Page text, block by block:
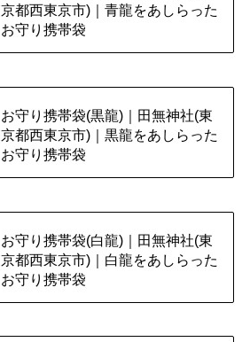
京都西東京市)｜青龍をあしらった
お守り携帯袋
お守り携帯袋(黒龍)｜田無神社(東
京都西東京市)｜黒龍をあしらった
お守り携帯袋
お守り携帯袋(白龍)｜田無神社(東
京都西東京市)｜白龍をあしらった
お守り携帯袋